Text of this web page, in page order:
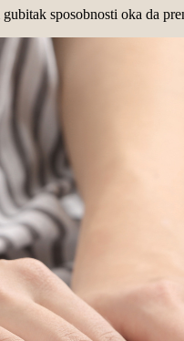
sposobnosti oka da